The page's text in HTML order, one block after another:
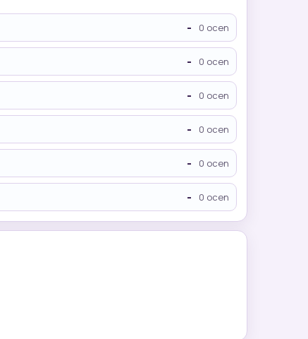
- 0 ocen
- 0 ocen
- 0 ocen
- 0 ocen
- 0 ocen
- 0 ocen